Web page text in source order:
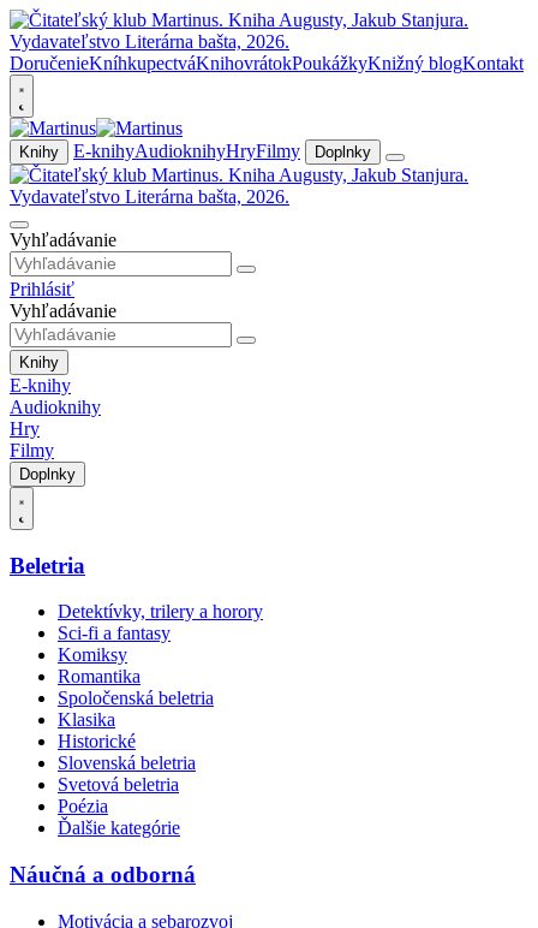
DoručenieKníhkupectváKnihovrátokPoukážkyKnižný blogKontakt
Knihy E-knihyAudioknihyHryFilmy Doplnky
Vyhľadávanie
Prihlásiť
Vyhľadávanie
Knihy
E-knihy
Audioknihy
Hry
Filmy
Doplnky
Beletria
Detektívky, trilery a horory
Sci-fi a fantasy
Komiksy
Romantika
Spoločenská beletria
Klasika
Historické
Slovenská beletria
Svetová beletria
Poézia
Ďalšie kategórie
Náučná a odborná
Motivácia a sebarozvoj